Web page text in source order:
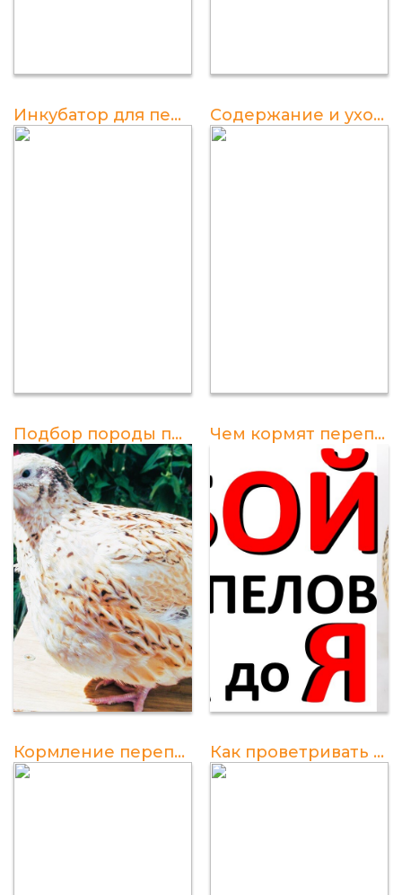
Инкубатор для перепелов своими руками в домашних условиях Содержание и уход за перепелами в домашних условиях
Подбор породы перепелов для новичков: советы от опытных фермеров Чем кормят перепелов в домашних условиях
Кормление перепелов с 1го дня: советы для новичков Как проветривать яйца в инкубаторе перепелов